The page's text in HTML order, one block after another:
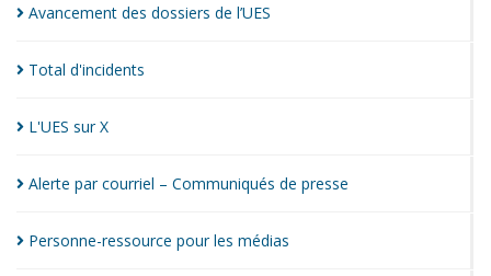
Avancement des dossiers de l’UES
Total d'incidents
L'UES surX
Alerte par courriel – Communiqués de presse
Personne-ressource pour les médias